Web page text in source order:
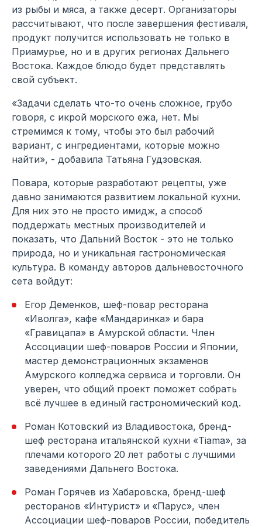
из рыбы и мяса, а также десерт. Организаторы
рассчитывают, что после завершения фестиваля,
продукт получится использовать не только в
Приамурье, но и в других регионах Дальнего
Востока. Каждое блюдо будет представлять
свой субъект.
«Задачи сделать что-то очень сложное, грубо
говоря, с икрой морского ежа, нет. Мы
стремимся к тому, чтобы это был рабочий
вариант, с ингредиентами, которые можно
найти», - добавила Татьяна Гудзовская.
Повара, которые разработают рецепты, уже
давно занимаются развитием локальной кухни.
Для них это не просто имидж, а способ
поддержать местных производителей и
показать, что Дальний Восток - это не только
природа, но и уникальная гастрономическая
культура. В команду авторов дальневосточного
сета войдут:
Егор Деменков, шеф-повар ресторана
«Иволга», кафе «Мандаринка» и бара
«Гравицапа» в Амурской области. Член
Ассоциации шеф-поваров России и Японии,
мастер демонстрационных экзаменов
Амурского колледжа сервиса и торговли. Он
уверен, что общий проект поможет собрать
всё лучшее в единый гастрономический код.
Роман Котовский из Владивостока, бренд-
шеф ресторана итальянской кухни «Tiama», за
плечами которого 20 лет работы с лучшими
заведениями Дальнего Востока.
Роман Горячев из Хабаровска, бренд-шеф
ресторанов «Интурист» и «Парус», член
Ассоциации шеф-поваров России, победитель